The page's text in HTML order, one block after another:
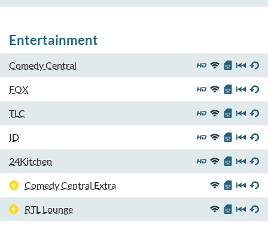
Entertainment
Comedy Central
FOX
TLC
ID
24Kitchen
Comedy Central Extra
RTL Lounge